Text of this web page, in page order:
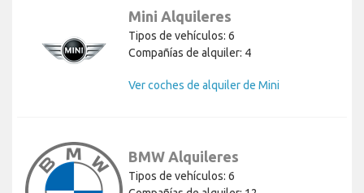
Mini Alquileres
Tipos de vehículos: 6
Compañías de alquiler: 4
Ver coches de alquiler de Mini
BMW Alquileres
Tipos de vehículos: 6